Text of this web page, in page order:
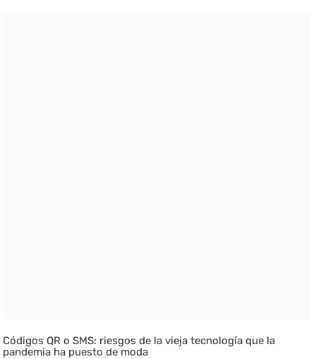
Códigos QR o SMS: riesgos de la vieja tecnología que la
pandemia ha puesto de moda